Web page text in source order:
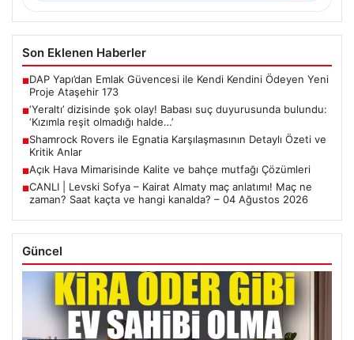
Son Eklenen Haberler
■DAP Yapı’dan Emlak Güvencesi ile Kendi Kendini Ödeyen Yeni
Proje Ataşehir 173
■‘Yeraltı’ dizisinde şok olay! Babası suç duyurusunda bulundu:
‘Kızımla reşit olmadığı halde…’
■Shamrock Rovers ile Egnatia Karşılaşmasının Detaylı Özeti ve
Kritik Anlar
■Açık Hava Mimarisinde Kalite ve bahçe mutfağı Çözümleri
■CANLI | Levski Sofya – Kairat Almaty maç anlatımı! Maç ne
zaman? Saat kaçta ve hangi kanalda? – 04 Ağustos 2026
Güncel